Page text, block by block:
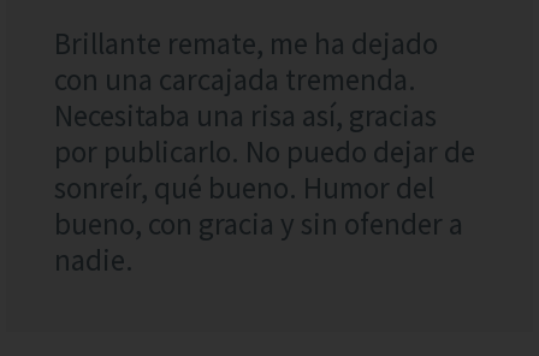
Brillante remate, me ha dejado
con una carcajada tremenda.
Necesitaba una risa así, gracias
por publicarlo. No puedo dejar de
sonreír, qué bueno. Humor del
bueno, con gracia y sin ofender a
nadie.